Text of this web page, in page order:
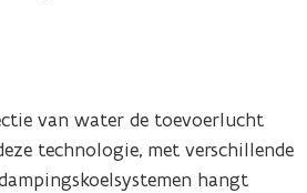
van water de toevoerlucht
technologie, met verschillende
hangt